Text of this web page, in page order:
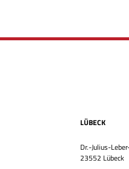
LÜBECK
Dr.-Julius-
23552 Lübeck